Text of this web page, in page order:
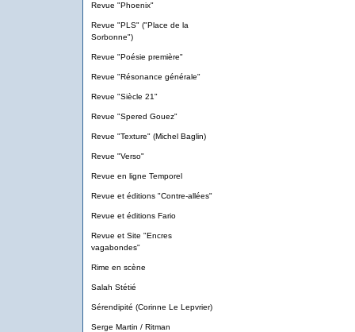
Revue "Phoenix"
Revue "PLS" ("Place de la
Sorbonne")
Revue "Poésie première"
Revue "Résonance générale"
Revue "Siècle 21"
Revue "Spered Gouez"
Revue "Texture" (Michel Baglin)
Revue "Verso"
Revue en ligne Temporel
Revue et éditions "Contre-allées"
Revue et éditions Fario
Revue et Site "Encres
vagabondes"
Rime en scène
Salah Stétié
Sérendipité (Corinne Le Lepvrier)
Serge Martin / Ritman